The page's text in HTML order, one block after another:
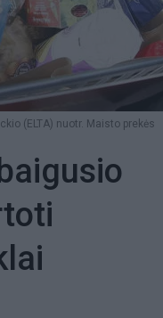
(ELTA) nuotr. Maisto prekės